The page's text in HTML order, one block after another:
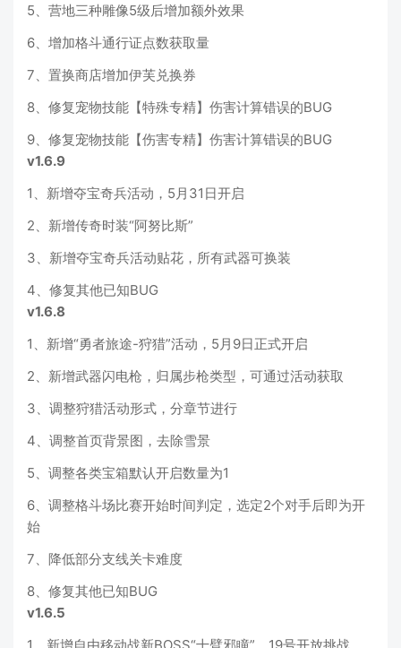
5、营地三种雕像5级后增加额外效果
6、增加格斗通行证点数获取量
7、置换商店增加伊芙兑换券
8、修复宠物技能【特殊专精】伤害计算错误的BUG
9、修复宠物技能【伤害专精】伤害计算错误的BUG
v1.6.9
1、新增夺宝奇兵活动，5月31日开启
2、新增传奇时装“阿努比斯”
3、新增夺宝奇兵活动贴花，所有武器可换装
4、修复其他已知BUG
v1.6.8
1、新增“勇者旅途-狩猎”活动，5月9日正式开启
2、新增武器闪电枪，归属步枪类型，可通过活动获取
3、调整狩猎活动形式，分章节进行
4、调整首页背景图，去除雪景
5、调整各类宝箱默认开启数量为1
6、调整格斗场比赛开始时间判定，选定2个对手后即为开
始
7、降低部分支线关卡难度
8、修复其他已知BUG
v1.6.5